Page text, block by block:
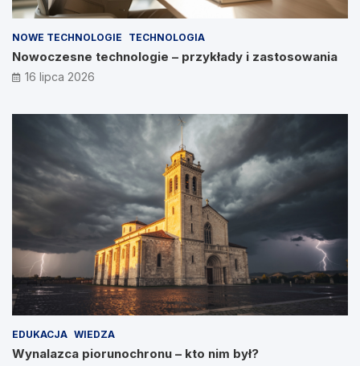
NOWE TECHNOLOGIE TECHNOLOGIA
Nowoczesne technologie – przykłady i zastosowania
16 lipca 2026
EDUKACJA WIEDZA
Wynalazca piorunochronu – kto nim był?